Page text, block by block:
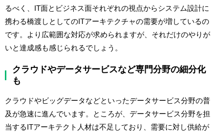
るべく、IT面とビジネス面それぞれの視点からシステム設計に
携わる橋渡しとしてのITアーキテクチャの需要が増しているの
です。より広範囲な対応が求められますが、それだけのやりが
いと達成感も感じられるでしょう。
クラウドやデータサービスなど専門分野の細分化
も
クラウドやビッグデータなどといったデータサービス分野の普
及が急速に進んでいます。ところが、データサービス分野を担
当するITアーキテクト人材は不足しており、需要に対し供給が